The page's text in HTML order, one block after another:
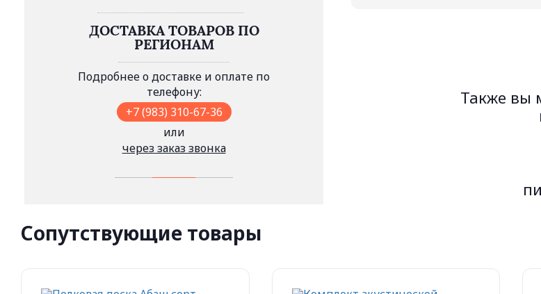
ДОСТАВКА ТОВАРОВ ПО
РЕГИОНАМ
Подробнее о доставке и оплате по
телефону:
+7 (983) 310-67-36
или
через заказ звонка
Также вы
Сопутствующие товары